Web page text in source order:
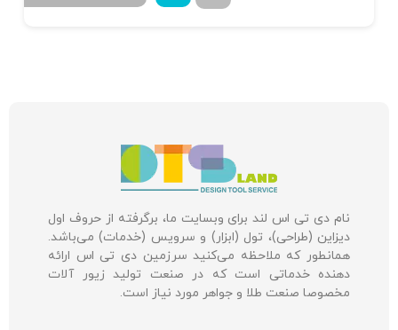
نام دی تی اس لند برای وبسایت ما، برگرفته از حروف اول
دیزاین (طراحی)، تول (ابزار) و سرویس (خدمات) می‌باشد.
همانطور که ملاحظه می‌کنید سرزمین دی تی اس ارائه
دهنده خدماتی است که در صنعت تولید زیور آلات
مخصوصا صنعت طلا و جواهر مورد نیاز است.